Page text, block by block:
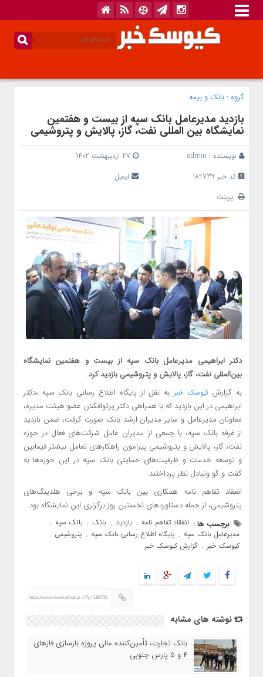
گروه : بانک‌ و بیمه
بازدید مدیرعامل بانک سپه از بیست و هفتمین
نمایشگاه بین المللی نفت، گاز، پالایش و پتروشیمی
نویسنده : admin
کد خبر 189739
ایمیل
پرینت
دکتر ابراهیمی مدیرعامل بانک سپه از بیست و هفتمین نمایشگاه
بین‌المللی نفت، گاز، پالایش و پتروشیمی بازدید کرد.
به گزارشکیوسک خبر به نقل از پایگاه اطلاع رسانی بانک سپه ،دکتر
ابراهیمی در این بازدید که با همراهی دکتر پرتوافکنان عضو هیئت مدیره،
معاونان مدیرعامل و سایر مدیران ارشد بانک صورت گرفت، ضمن بازدید
از غرفه بانک سپه، با جمعی از مدیران عامل شرکت‌های فعال در حوزه
نفت، گاز، پالایش و پتروشیمی پیرامون راهکارهای تعامل بیشتر فیمابین
و توسعه خدمات و ظرفیت‌های حمایتی بانک سپه در این حوزه‌ها به
گفت و گو وتبادل نظر پرداختند.
انعقاد تفاهم نامه همکاری بین بانک سپه و برخی هلدینگ‌های
پتروشیمی، از جمله دستاوردهای نخستین روز برگزاری این نمایشگاه بود.
برچسب ها : انعقاد تفاهم نامه , بازدید , بانک , بانک سپه ,
مدیرعامل بانک سپه , پایگاه اطلاع رسانی بانک سپه , پتروشیمی ,
کیوسک خبر , گزارش کیوسک خبر
https://www.kioskekhabar.ir/?p=189739
نوشته های مشابه
بانک تجارت، تأمین‌کننده مالی پروژه بازسازی فازهای
۴ و ۵ پارس جنوبی